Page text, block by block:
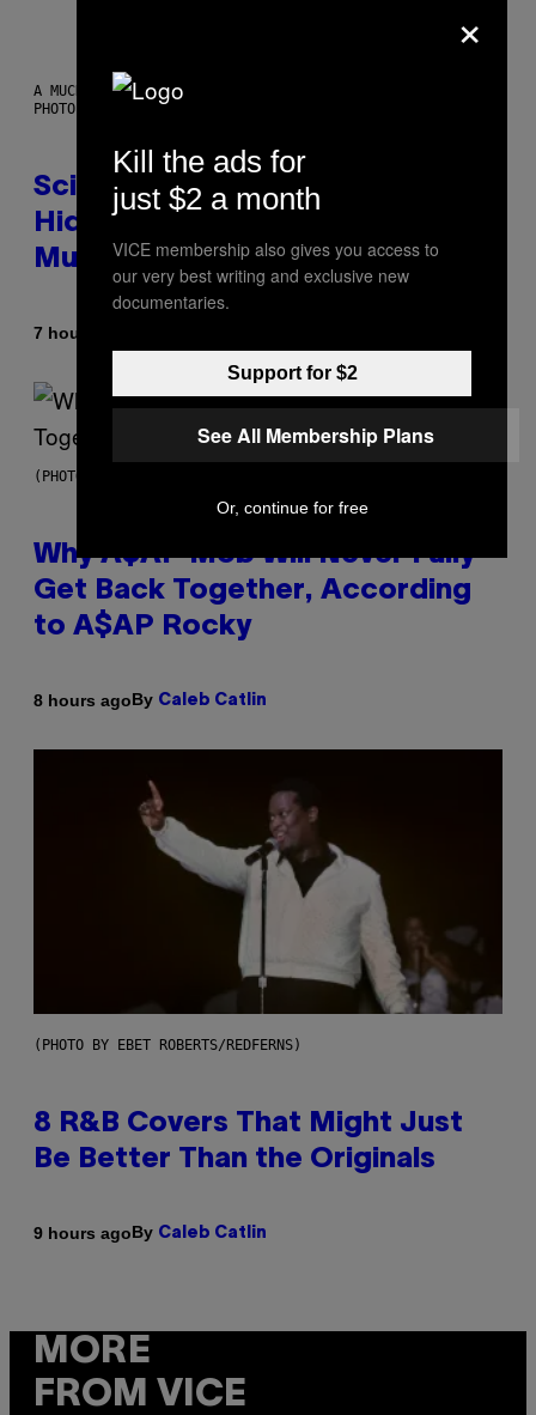
A MUCH, MUCH OLDER CHILEAN MUMMY THAN THOSE IN QUESTION.
PHOTO: MARTIN BERNETTI/AFP VIA GETTY IMAGES
Scientists Found Smallpox DNA
Hidden in 500-Year-Old Chilean
Mummies
7 hours ago
(PHOTO BY NOAM GALAI/GETTY IMAGES FOR TRIBECA FESTIVAL)
Why A$AP Mob Will Never Fully
Get Back Together, According
to A$AP Rocky
8 hours agoBy Caleb Catlin
(PHOTO BY EBET ROBERTS/REDFERNS)
8 R&B Covers That Might Just
Be Better Than the Originals
9 hours agoBy Caleb Catlin
MORE
FROM VICE
×
Kill the ads for
just $2 a month
VICE membership also gives you access to
our very best writing and exclusive new
documentaries.
Support for $2
See All Membership Plans
Or, continue for free